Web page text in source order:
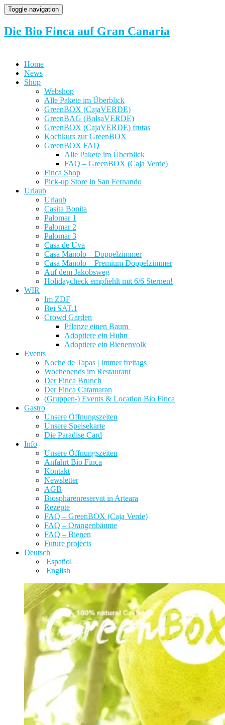
Toggle navigation
Die Bio Finca auf Gran Canaria
Home
News
Shop
Webshop
Alle Pakete im Überblick
GreenBOX (CajaVERDE)
GreenBAG (BolsaVERDE)
GreenBOX (CajaVERDE) frutas
Kochkurs zur GreenBOX
GreenBOX FAQ
Alle Pakete im Überblick
FAQ – GreenBOX (Caja Verde)
Finca Shop
Pick-up Store in San Fernando
Urlaub
Urlaub
Casita Bonita
Palomar 1
Palomar 2
Palomar 3
Casa de Uva
Casa Manolo – Doppelzimmer
Casa Manolo – Premium Doppelzimmer
Auf dem Jakobsweg
Holidaycheck empfiehlt mit 6/6 Sternen!
WIR
Im ZDF
Bei SAT.1
Crowd Garden
Pflanze einen Baum
Adoptiere ein Huhn
Adoptiere ein Bienenvolk
Events
Noche de Tapas | Immer freitags
Wochenends im Restaurant
Der Finca Brunch
Der Finca Catamaran
(Gruppen-) Events & Location Bio Finca
Gastro
Unsere Öffnungszeiten
Unsere Speisekarte
Die Paradise Card
Info
Unsere Öffnungszeiten
Anfahrt Bio Finca
Kontakt
Newsletter
AGB
Biosphärenreservat in Arteara
Rezepte
FAQ – GreenBOX (Caja Verde)
FAQ – Orangenbäume
FAQ – Bienen
Future projects
Deutsch
Español
English